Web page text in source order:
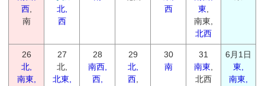
西,
南
北,
西
西
東,
南東,
北西
26
北,
南東,
27
北,
北東,
28
南西,
西,
29
北,
西,
30
南
31
南東,
北西
6月1日
東,
南東,